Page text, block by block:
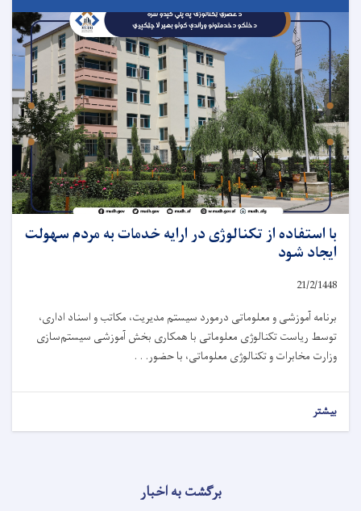
با استفاده از تکنالوژی در ارایه خدمات به مردم سهولت
ایجاد شود
21/2/1448
برنامه آموزشی و معلوماتی درمورد سیستم مدیریت، مکاتب و اسناد اداری،
توسط ریاست تکنالوژی معلوماتی با همکاری بخش آموزشی سیستم‌سازی
وزارت مخابرات و تکنالوژی معلوماتی، با حضور. . .
بیشتر
برگشت به اخبار